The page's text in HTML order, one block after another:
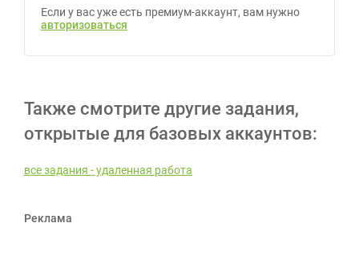
Если у вас уже есть премиум-аккаунт, вам нужно
авторизоваться
Также смотрите другие задания,
открытые для базовых аккаунтов:
все задания - удаленная работа
Реклама